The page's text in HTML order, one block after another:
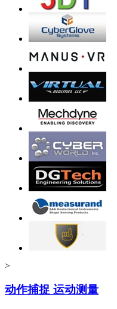
>
动作捕捉 运动测量